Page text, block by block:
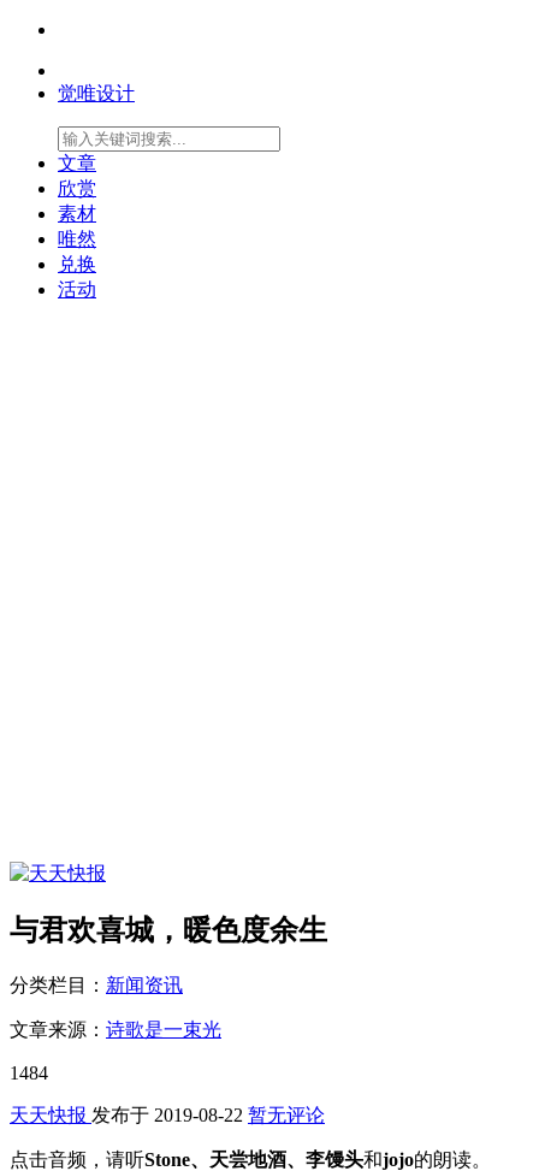
觉唯设计
文章
欣赏
素材
唯然
兑换
活动
与君欢喜城，暖色度余生
分类栏目： 新闻资讯
文章来源： 诗歌是一束光
1484
天天快报 发布于 2019-08-22 暂无评论
点击音频，请听Stone、天尝地酒、 李馒头和jojo的朗读。